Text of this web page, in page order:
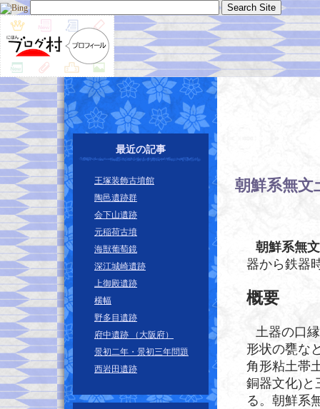
最近の記事
王塚装飾古墳館
陶邑遺跡群
会下山遺跡
元稲荷古墳
海獣葡萄鏡
深江城崎遺跡
上御殿遺跡
横幅
野多目遺跡
府中遺跡 （大阪府）
景初二年・景初三年問題
西岩田遺跡
朝鮮系無文
朝鮮系無
器から鉄器
概要
土器の口
形状の甕な
角形粘土帯
銅器文化)と
る。朝鮮系